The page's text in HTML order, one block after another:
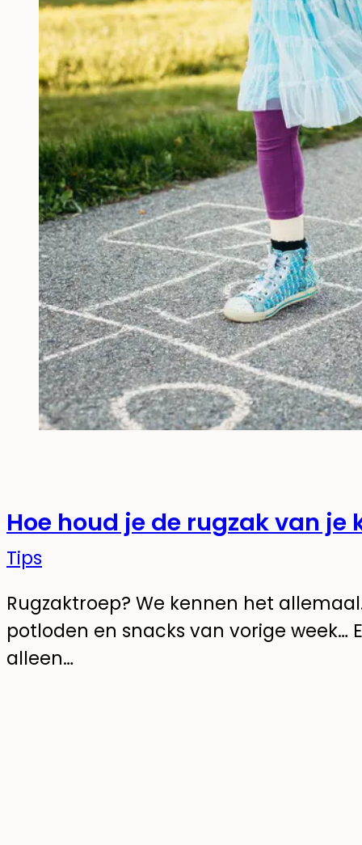
Hoe houd je de rugzak van
Tips
Rugzaktroep? We kennen het
potloden en snacks van vorige week…
alleen…